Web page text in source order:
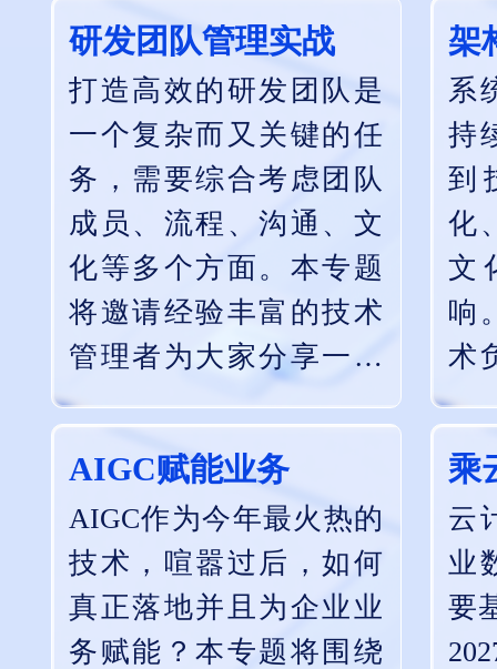
实践方面的最新进展。
断
算
本
域
来
研发团队管理实战
打造高效的研发团队是
一个复杂而又关键的任
务，需要综合考虑团队
成员、流程、沟通、文
化等多个方面。本专题
将邀请经验丰富的技术
管理者为大家分享一些
实际的、可落地的管理
架
系
持
到
化
文
响
术
权
些
业
挑
验
AIGC赋能业务
AIGC作为今年最火热的
技术，喧嚣过后，如何
真正落地并且为企业业
务赋能？本专题将围绕
乘
云
业
要